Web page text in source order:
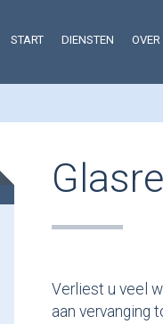
START DIENSTEN
Verliest u veel
aan vervanging